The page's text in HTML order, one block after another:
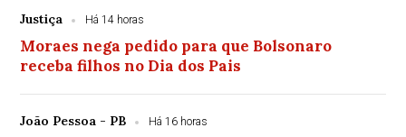
Justiça Há 14 horas
Moraes nega pedido para que Bolsonaro
receba filhos no Dia dos Pais
João Pessoa - PB Há 16 horas